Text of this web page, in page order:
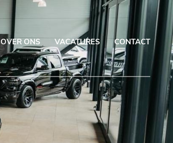
OVER ONS VACATURES CONTACT